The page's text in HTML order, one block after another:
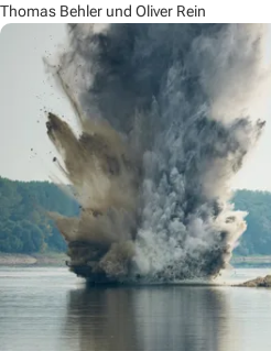
Thomas Behler und Oliver Rein